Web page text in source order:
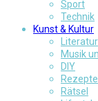
Sport
Technik
Kunst & Kultur
Literatur
Musik
DIY
Rezepte
Rätsel